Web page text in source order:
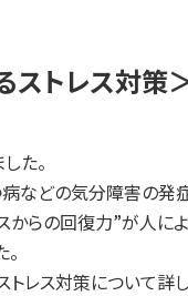
ストレス対策
た。
などの気分障害の発
からの回復力”が人
レス対策について詳し
受託検査